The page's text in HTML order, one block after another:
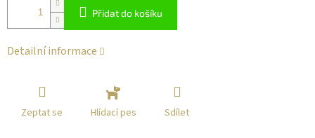
Přidat do košíku
Detailní informace
Zeptat se Hlídací pes Sdílet